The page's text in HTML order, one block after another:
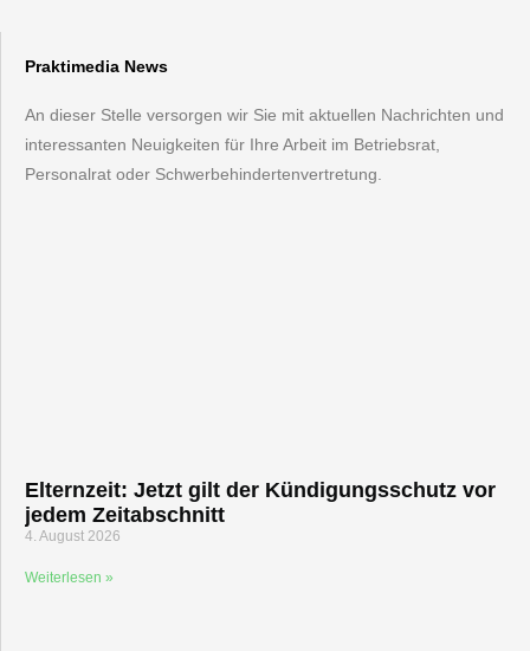
Praktimedia News
An dieser Stelle versorgen wir Sie mit aktuellen Nachrichten und
interessanten Neuigkeiten für Ihre Arbeit im Betriebsrat,
Personalrat oder Schwerbehindertenvertretung.
Elternzeit: Jetzt gilt der Kündigungsschutz vor
jedem Zeitabschnitt
4. August 2026
Weiterlesen »